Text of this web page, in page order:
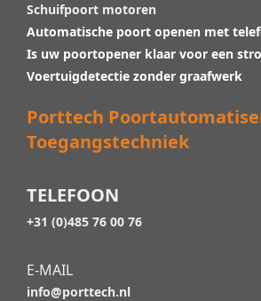
Schuifpoort motoren
Automatische poort openen met
Is uw poortopener klaar voor een
Voertuigdetectie zonder graafwerk
Porttech
Toegangstechniek
TELEFOON
+31 (0)485 76 00 76
E-MAIL
info@porttech.nl